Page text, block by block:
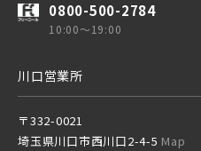
西武線
西武池袋線
0800-500-2784
10:00～19:00
川口営業所
〒332-0021
埼玉県川口市西川口2-4-5 Map